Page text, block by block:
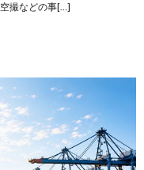
空撮などの事[…]